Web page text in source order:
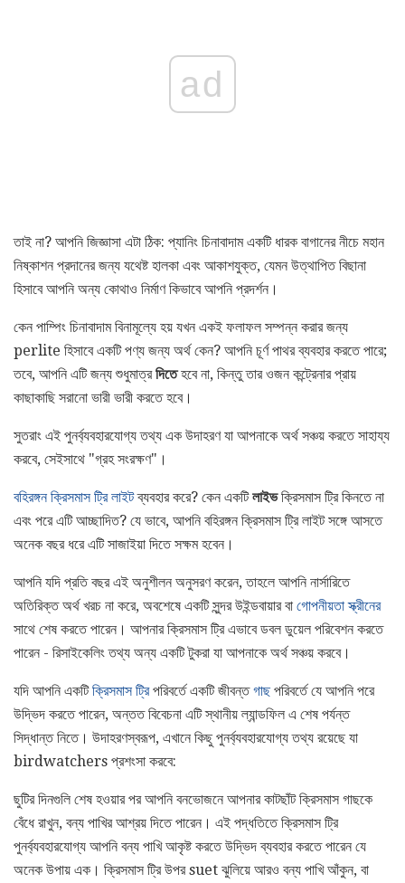
ad
তাই না? আপনি জিজ্ঞাসা এটা ঠিক: প্যানিং চিনাবাদাম একটি ধারক বাগানের নীচে মহান
নিষ্কাশন প্রদানের জন্য যথেষ্ট হালকা এবং আকাশযুক্ত, যেমন উত্থাপিত বিছানা
হিসাবে আপনি অন্য কোথাও নির্মাণ কিভাবে আপনি প্রদর্শন।
কেন পাম্পিং চিনাবাদাম বিনামূল্যে হয় যখন একই ফলাফল সম্পন্ন করার জন্য
perlite হিসাবে একটি পণ্য জন্য অর্থ কেন? আপনি চূর্ণ পাথর ব্যবহার করতে পারে;
তবে, আপনি এটি জন্য শুধুমাত্রদিতেহবে না, কিন্তু তার ওজন কন্ট্রেনার প্রায়
কাছাকাছি সরানো ভারী ভারী করতে হবে।
সুতরাং এই পুনর্ব্যবহারযোগ্য তথ্য এক উদাহরণ যা আপনাকে অর্থ সঞ্চয় করতে সাহায্য
করবে, সেইসাথে "গ্রহ সংরক্ষণ"।
বহিরঙ্গন ক্রিসমাস ট্রি লাইটব্যবহার করে? কেন একটিলাইভক্রিসমাস ট্রি কিনতে না
এবং পরে এটি আচ্ছাদিত? যে ভাবে, আপনি বহিরঙ্গন ক্রিসমাস ট্রি লাইট সঙ্গে আসতে
অনেক বছর ধরে এটি সাজাইয়া দিতে সক্ষম হবেন।
আপনি যদি প্রতি বছর এই অনুশীলন অনুসরণ করেন, তাহলে আপনি নার্সারিতে
অতিরিক্ত অর্থ খরচ না করে, অবশেষে একটি সুন্দর উইন্ডবায়ার বা গোপনীয়তা স্ক্রীনের
সাথে শেষ করতে পারেন। আপনার ক্রিসমাস ট্রি এভাবে ডবল ডুয়েল পরিবেশন করতে
পারেন - রিসাইকেলিং তথ্য অন্য একটি টুকরা যা আপনাকে অর্থ সঞ্চয় করবে।
যদি আপনি একটিক্রিসমাস ট্রিপরিবর্তে একটি জীবন্তগাছপরিবর্তে যে আপনি পরে
উদ্ভিদ করতে পারেন, অন্তত বিবেচনা এটি স্থানীয় ল্যান্ডফিল এ শেষ পর্যন্ত
সিদ্ধান্ত নিতে। উদাহরণস্বরূপ, এখানে কিছু পুনর্ব্যবহারযোগ্য তথ্য রয়েছে যা
birdwatchers প্রশংসা করবে:
ছুটির দিনগুলি শেষ হওয়ার পর আপনি বনভোজনে আপনার কাটছাঁট ক্রিসমাস গাছকে
বেঁধে রাখুন, বন্য পাখির আশ্রয় দিতে পারেন। এই পদ্ধতিতে ক্রিসমাস ট্রি
পুনর্ব্যবহারযোগ্য আপনি বন্য পাখি আকৃষ্ট করতে উদ্ভিদ ব্যবহার করতে পারেন যে
অনেক উপায় এক। ক্রিসমাস ট্রি উপর suet ঝুলিয়ে আরও বন্য পাখি আঁকুন, বা